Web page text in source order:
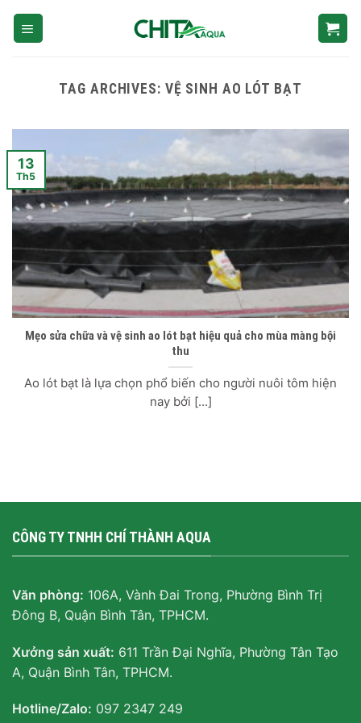
Skip
TAG ARCHIVES: VỆ SINH AO LÓT BẠT
Mẹo sửa chữa và vệ sinh ao lót bạt hiệu quả cho mùa màng bội
thu
Ao lót bạt là lựa chọn phổ biến cho người nuôi tôm hiện
nay bởi [...]
13
Th5
CÔNG TY TNHH CHÍ THÀNH AQUA
Văn phòng: 106A, Vành Đai Trong, Phường Bình Trị
Đông B, Quận Bình Tân, TPHCM.
Xưởng sản xuất: 611 Trần Đại Nghĩa, Phường Tân Tạo
A, Quận Bình Tân, TPHCM.
Hotline/Zalo: 097 2347 249